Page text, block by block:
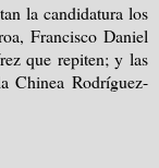
la candidatura los
Francisco Daniel
que repiten; y las
Chinea Rodríguez-